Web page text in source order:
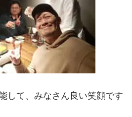
して、みなさん良い笑顔です